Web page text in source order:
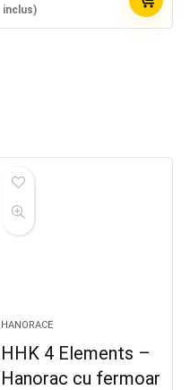
inclus)
HANORACE
HHK 4 Elements –
Hanorac cu fermoar